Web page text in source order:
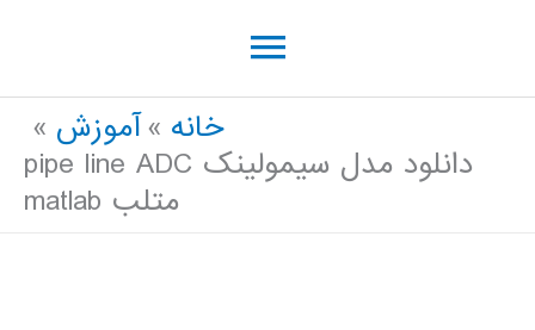
فهرست
اصلی
خانه
آموزش
دانلود مدل سیمولینک pipe line ADC
متلب matlab